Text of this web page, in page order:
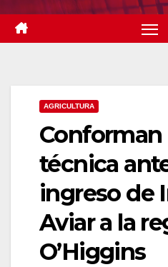
AGRICULTURA
Conforman
técnica
ingreso de
Aviar a la
O’Higgins